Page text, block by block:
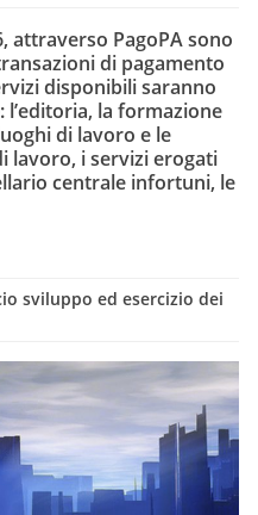
attraverso PagoPA sono
di pagamento
disponibili saranno
la formazione
di lavoro e le
lavoro, i servizi erogati
centrale infortuni, le
sviluppo ed esercizio dei